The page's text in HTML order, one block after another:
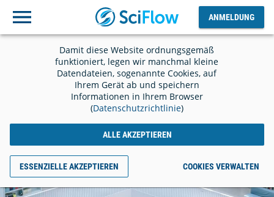
Damit diese Website ordnungsgemäß
funktioniert, legen wir manchmal kleine
Datendateien, sogenannte Cookies, auf
Ihrem Gerät ab und speichern
Informationen in Ihrem Browser
(Datenschutzrichtlinie)
ALLE AKZEPTIEREN
ESSENZIELLE AKZEPTIEREN COOKIES VERWALTEN
ANMELDUNG
ANMELDUNG
Ausloggen